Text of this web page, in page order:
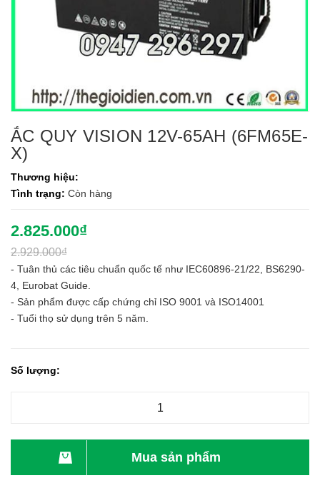
ẮC QUY VISION 12V-65AH (6FM65E-
X)
Thương hiệu:
Tình trạng: Còn hàng
2.825.000₫
2.929.000₫
- Tuân thủ các tiêu chuẩn quốc tế như IEC60896-21/22, BS6290-
4, Eurobat Guide.
- Sản phẩm được cấp chứng chỉ ISO 9001 và ISO14001
- Tuổi thọ sử dụng trên 5 năm.
Số lượng:
Mua sản phẩm